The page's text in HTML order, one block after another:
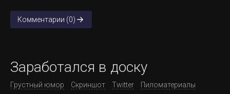
Комментарии (0)
Заработался в доску
Грустный юмор Скриншот Twitter
Пиломатериалы